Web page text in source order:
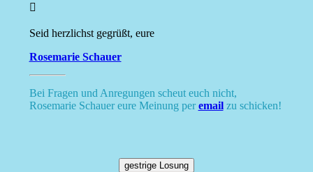

Seid herzlichst gegrüßt, eure
Rosemarie Schauer
Bei Fragen und Anregungen scheut euch nicht,
Rosemarie Schauer eure Meinung peremailzu schicken!
gestrige Losung